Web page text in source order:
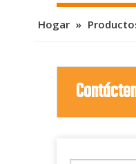
Hogar »